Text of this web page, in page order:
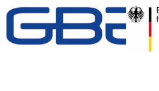
Zum Inhalt